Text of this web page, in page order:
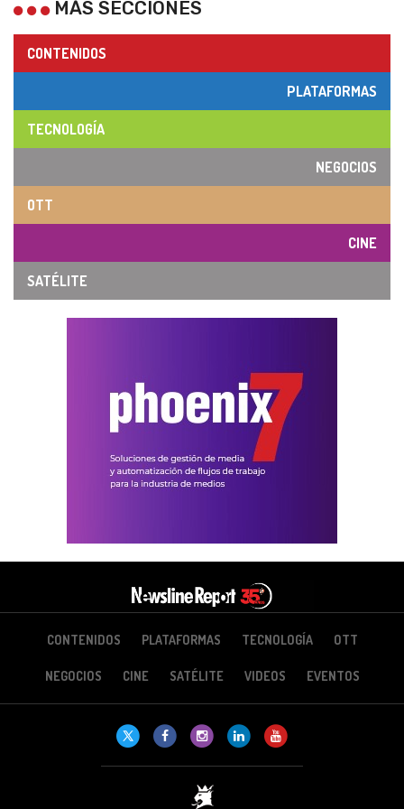
MÁS SECCIONES
CONTENIDOS
PLATAFORMAS
TECNOLOGÍA
NEGOCIOS
OTT
CINE
SATÉLITE
CONTENIDOS PLATAFORMAS TECNOLOGÍA OTT
NEGOCIOS CINE SATÉLITE VIDEOS EVENTOS